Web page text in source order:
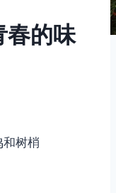
的味
和树梢